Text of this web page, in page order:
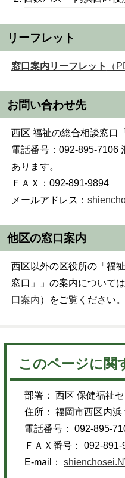
リーフレット
窓口案内リーフレット （
お問い合わせ先
西区 福祉の総合相談窓口
電話番号：092-895-7106
あります。
ＦＡＸ：092-891-9894
メールアドレス：
他区の窓口案内
西区以外の区役所の「福
窓口」」の案内について
口案内）をご覧ください。
このページに関
部署： 西区 保健福祉
住所： 福岡市西区内
電話番号： 092-895-
ＦＡＸ番号： 092-891-
E-mail：